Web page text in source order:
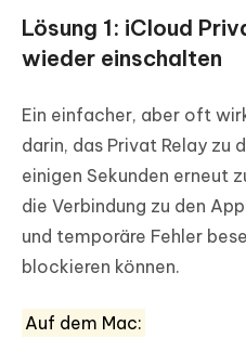
Lösung 1: iCloud
wieder einschalten
Ein einfacher, aber oft
darin, das Privat Relay zu
einigen Sekunden erneut
die Verbindung zu den
und temporäre Fehler
blockieren können.
Auf dem Mac: